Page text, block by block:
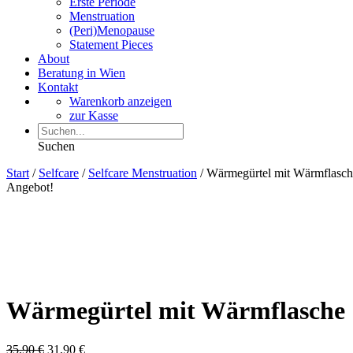
Menstruation
(Peri)Menopause
Statement Pieces
About
Beratung in Wien
Kontakt
Warenkorb anzeigen
zur Kasse
Suchen
Start / Selfcare / Selfcare Menstruation / Wärmegürtel mit
Angebot!
Wärmegürtel mit Wärmflasche
35,90€ Ursprünglicher
31,90 €Aktueller